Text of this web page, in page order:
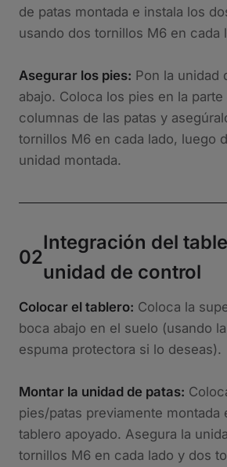
de patas montada e instala los
usando dos tornillos M6 en cada
Asegurar los pies: Pon la unidad
abajo. Coloca los pies en la
columnas de las patas y
tornillos M6 en cada lado, luego
unidad montada.
02
Integración del
unidad de control
Colocar el tablero: Coloca la
boca abajo en el suelo (usando
espuma protectora si lo deseas).
Montar la unidad de patas:
pies/patas previamente montada
tablero apoyado. Asegura la
tornillos M6 en cada lado y dos